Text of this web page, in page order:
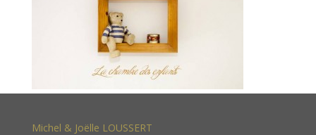
Michel & Joëlle LOUSSERT